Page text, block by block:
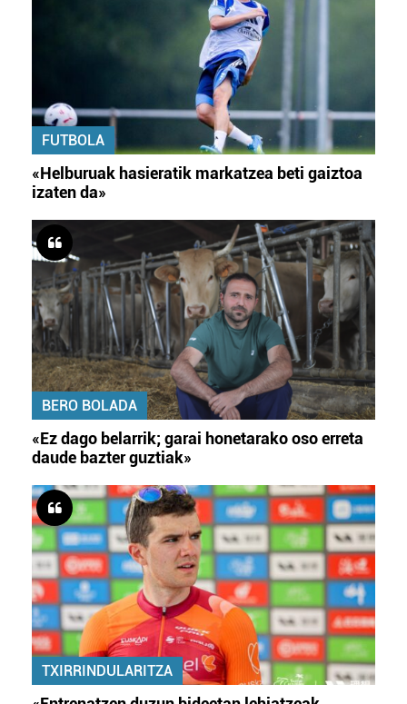
FUTBOLA
«Helburuak hasieratik markatzea beti gaiztoa
izaten da»
BERO BOLADA
«Ez dago belarrik; garai honetarako oso erreta
daude bazter guztiak»
TXIRRINDULARITZA